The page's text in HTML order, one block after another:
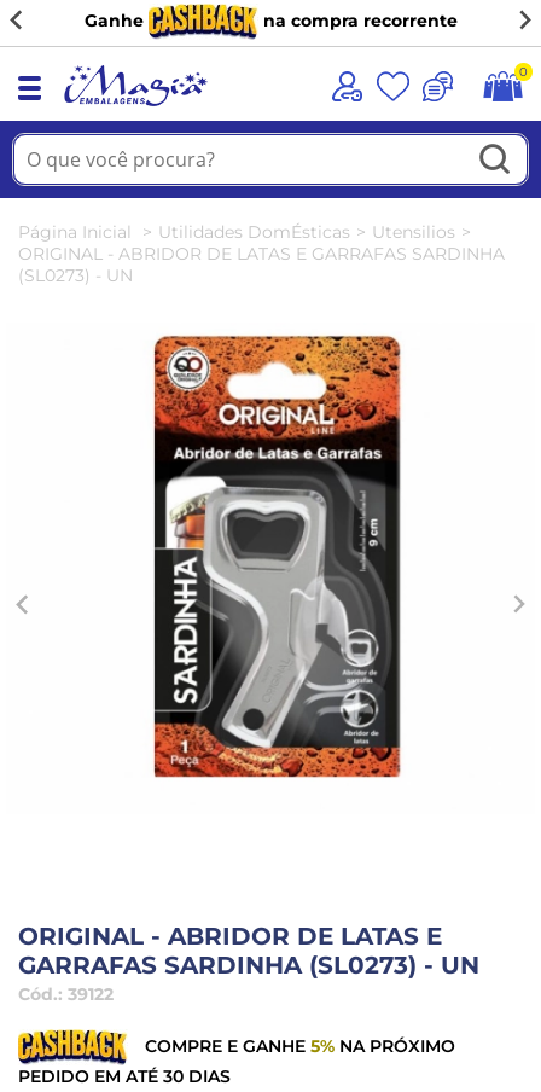
Ganhe na compra recorrente
0
Página Inicial Utilidades DomÉsticas
Utensilios
ORIGINAL - ABRIDOR DE LATAS E GARRAFAS SARDINHA
(SL0273) - UN
ORIGINAL - ABRIDOR DE LATAS E
GARRAFAS SARDINHA (SL0273) - UN
Cód.: 39122
COMPRE E GANHE 5% NA PRÓXIMO
PEDIDO EM ATÉ 30 DIAS